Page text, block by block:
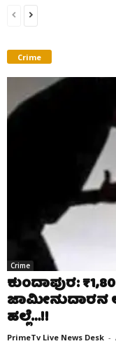
Crime
Crime
ಕುಂದಾಪುರ:
ಜಾಮೀನುದಾರನ
ಹಲ್ಲೆ…!!
PrimeTv Live News Desk -